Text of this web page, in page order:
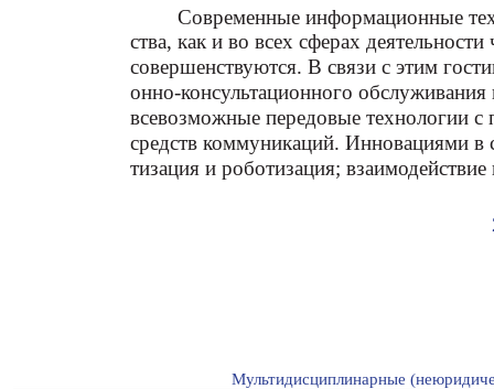
Современные информационные
ства, как и во всех сферах
совершенствуются. В связи с этим
онно-консультационного
всевозможные передовые технологии
средств коммуникаций. Инновациями в
тизация и роботизация;
Мультидисциплинарные